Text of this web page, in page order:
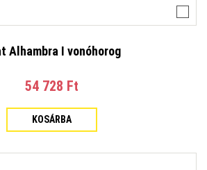
Alhambra I vonóhorog
54 728 Ft‎
KOSÁRBA